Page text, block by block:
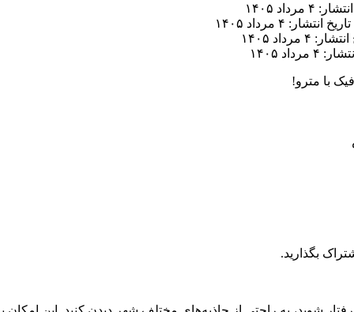
۴ مرداد ۱۴۰۵
تاریخ انتشار: ۴ مرداد ۱۴۰۵
۴ مرداد ۱۴۰۵
مرداد ۱۴۰۵
با مترو!
بگذارید.